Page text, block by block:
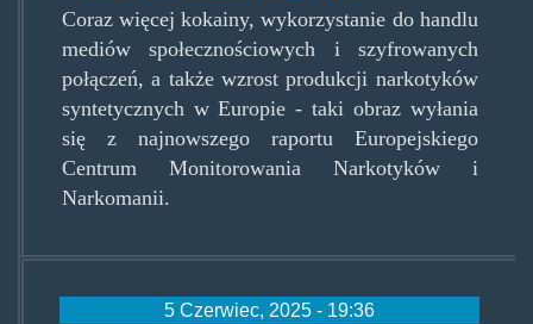
Coraz więcej kokainy, wykorzystanie do handlu
mediów społecznościowych i szyfrowanych
połączeń, a także wzrost produkcji narkotyków
syntetycznych w Europie - taki obraz wyłania
się z najnowszego raportu Europejskiego
Centrum Monitorowania Narkotyków i
Narkomanii.
5 Czerwiec, 2025 - 19:36